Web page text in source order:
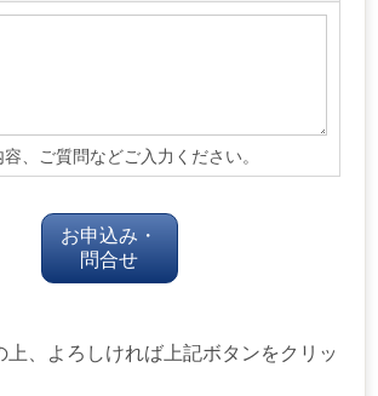
、ご質問などご入力ください。
上、よろしければ上記ボタンをクリッ